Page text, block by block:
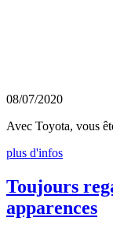
08/07/2020
Avec Toyota, vous
plus d'infos
Toujours
apparences